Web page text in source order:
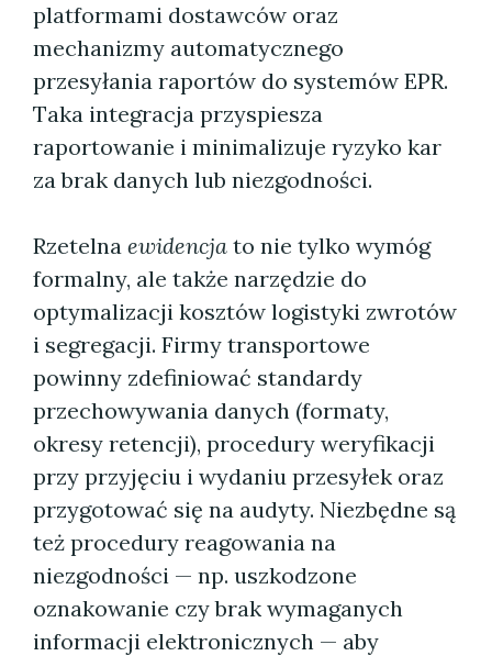
platformami dostawców oraz
mechanizmy automatycznego
przesyłania raportów do systemów EPR.
Taka integracja przyspiesza
raportowanie i minimalizuje ryzyko kar
za brak danych lub niezgodności.
Rzetelna ewidencja to nie tylko wymóg
formalny, ale także narzędzie do
optymalizacji kosztów logistyki zwrotów
i segregacji. Firmy transportowe
powinny zdefiniować standardy
przechowywania danych (formaty,
okresy retencji), procedury weryfikacji
przy przyjęciu i wydaniu przesyłek oraz
przygotować się na audyty. Niezbędne są
też procedury reagowania na
niezgodności — np. uszkodzone
oznakowanie czy brak wymaganych
informacji elektronicznych — aby